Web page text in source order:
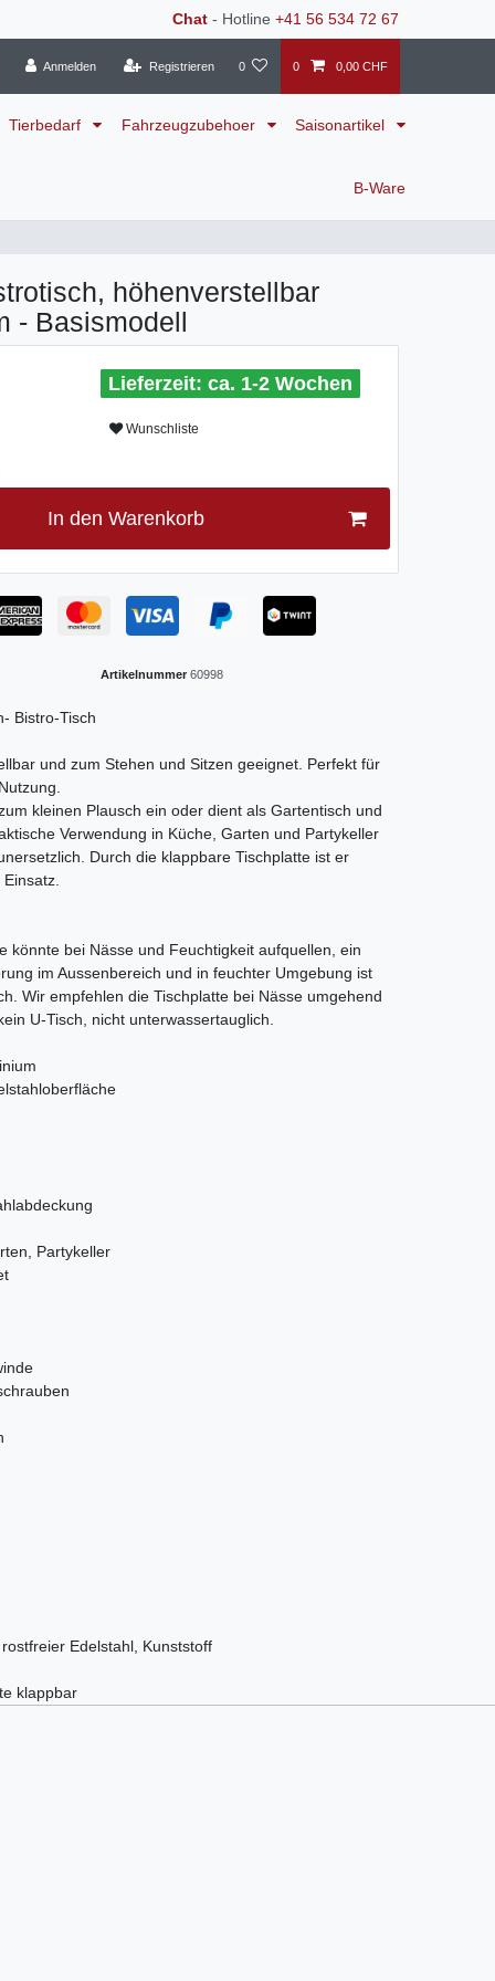
Chat - Hotline +41 56 534 72 67
Anmelden Registrieren 0 0 0,00 CHF
Tierbedarf Fahrzeugzubehoer Saisonartikel
B-Ware
höhenverstellbar
- Basismodell
ca. 1-2 Wochen
Wunschliste
In den Warenkorb
Artikelnummer 60998
Bistro-Tisch
und zum Stehen und Sitzen geeignet. Perfekt für
kleinen Plausch ein oder dient als Gartentisch und
Verwendung in Küche, Garten und Partykeller
Durch die klappbare Tischplatte ist er
könnte bei Nässe und Feuchtigkeit aufquellen, ein
im Aussenbereich und in feuchter Umgebung ist
Wir empfehlen die Tischplatte bei Nässe umgehend
U-Tisch, nicht unterwassertauglich.
Partykeller
Edelstahl, Kunststoff
klappbar